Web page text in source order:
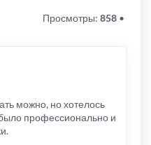
Просмотры: 858 •
можно, но хотелось
профессионально и